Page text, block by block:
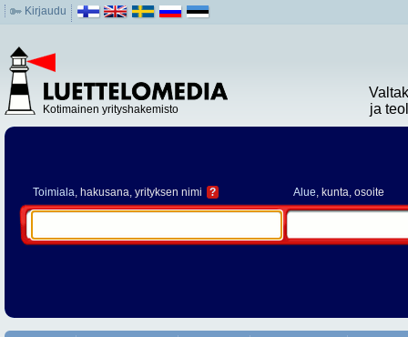
Kirjaudu
Kotimainen yrityshakemisto
ja
Toimiala, hakusana, yrityksen nimi ? Alue, kunta, osoite